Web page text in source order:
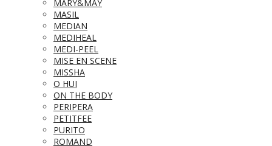
MARY&MAY
MASIL
MEDIAN
MEDIHEAL
MEDI-PEEL
MISE EN SCENE
MISSHA
O HUI
ON THE BODY
PERIPERA
PETITFEE
PURITO
ROMAND